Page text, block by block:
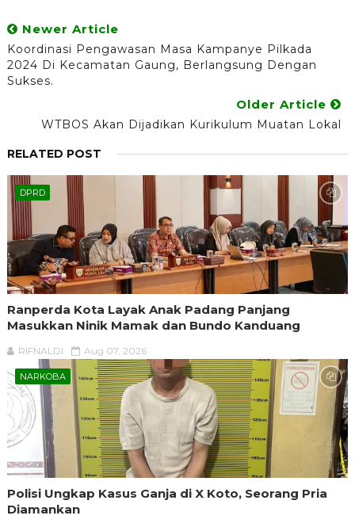
Newer Article
Koordinasi Pengawasan Masa Kampanye Pilkada
2024 Di Kecamatan Gaung, Berlangsung Dengan
Sukses.
Older Article
WTBOS Akan Dijadikan Kurikulum Muatan Lokal
RELATED POST
DPRD
Ranperda Kota Layak Anak Padang Panjang
Masukkan Ninik Mamak dan Bundo Kanduang
RIFNALDI Aug 07, 2026
NARKOBA
Polisi Ungkap Kasus Ganja di X Koto, Seorang Pria
Diamankan